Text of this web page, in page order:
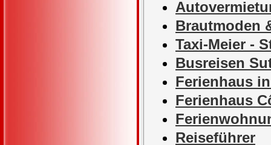
Brautmoden
Taxi-Meier -
Busreisen
Ferienhaus
Ferienhaus
Reiseführer